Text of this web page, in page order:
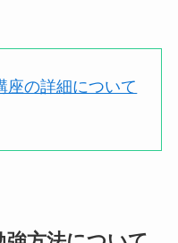
座の詳細について